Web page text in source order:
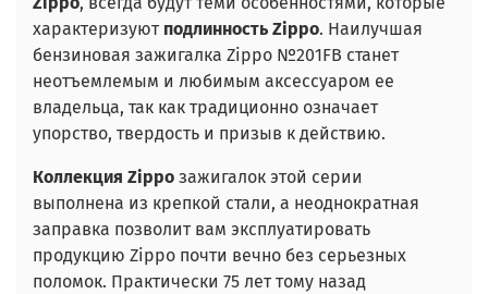
характеризуют подлинность Zippo. Наилучшая
бензиновая зажигалка Zippo №201FB станет
неотъемлемым и любимым аксессуаром ее
владельца, так как традиционно означает
упорство, твердость и призыв к действию.
Коллекция Zippo зажигалок этой серии
выполнена из крепкой стали, а неоднократная
заправка позволит вам эксплуатировать
продукцию Zippo почти вечно без серьезных
поломок. Практически 75 лет тому назад